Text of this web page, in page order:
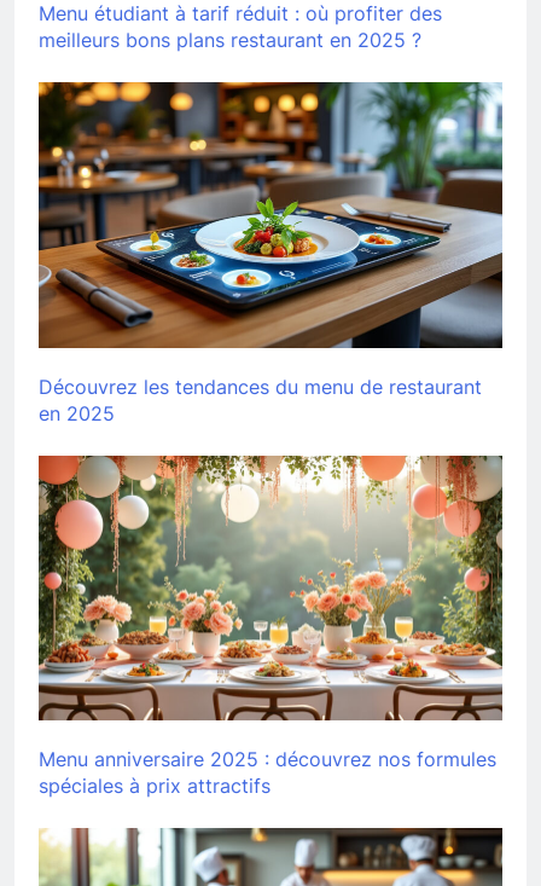
Menu étudiant à tarif réduit : où profiter des
meilleurs bons plans restaurant en 2025 ?
Découvrez les tendances du menu de restaurant
en 2025
Menu anniversaire 2025 : découvrez nos formules
spéciales à prix attractifs